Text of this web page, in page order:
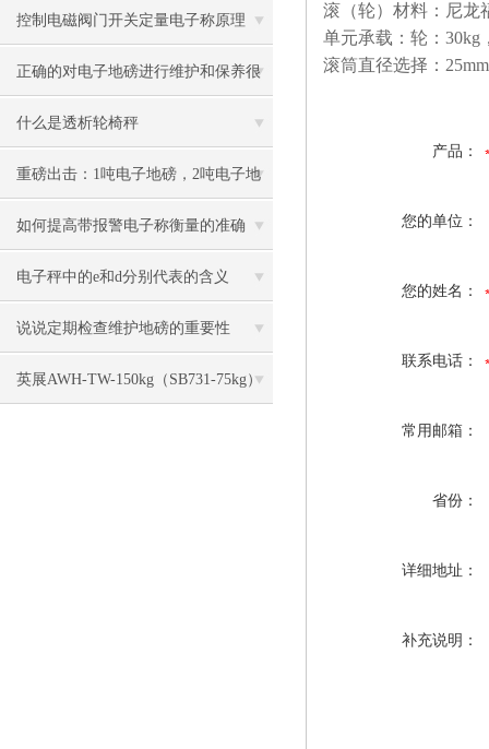
项
控制电磁阀门开关定量电子称原理
正确的对电子地磅进行维护和保养很
有必要
什么是透析轮椅秤
重磅出击：1吨电子地磅，2吨电子地
磅秤，3吨地磅低价狂甩
如何提高带报警电子称衡量的准确
度？
电子秤中的e和d分别代表的含义
说说定期检查维护地磅的重要性
英展AWH-TW-150kg（SB731-75kg）
滚（轮）材料：尼龙
单元承载：轮： 30kg
滚筒直径选择： 25mm
产品：
您的单位：
您的姓名：
联系电话：
常用邮箱：
省份：
详细地址：
补充说明：